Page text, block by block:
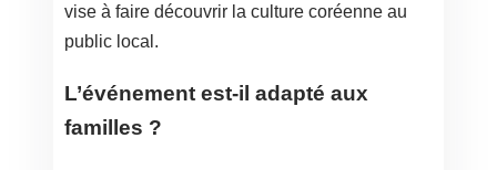
vise à faire découvrir la culture coréenne au
public local.
L’événement est-il adapté aux
familles ?